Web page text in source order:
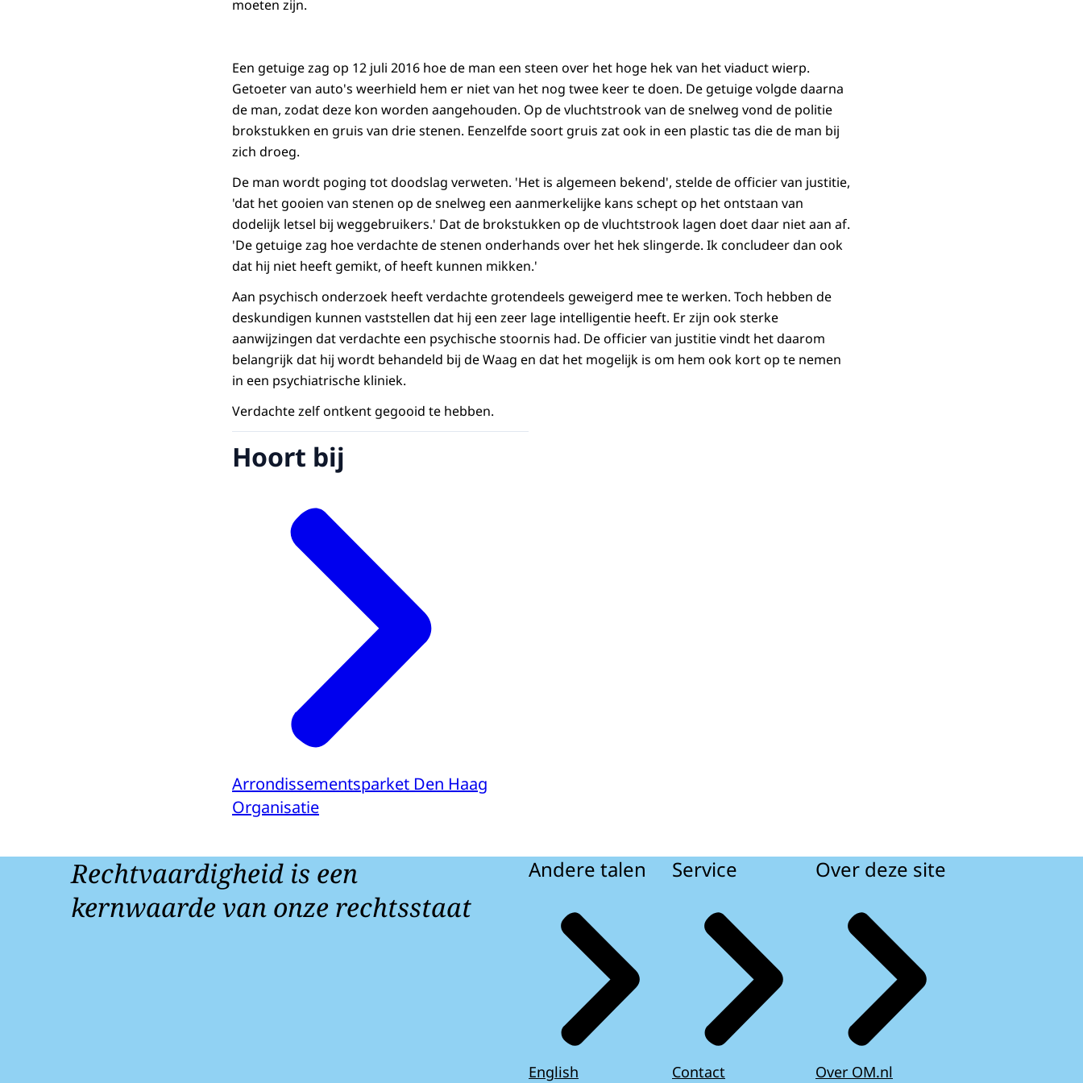
moeten zijn.
Een getuige zag op 12 juli 2016 hoe de man een steen over het hoge hek van het viaduct wierp.
Getoeter van auto's weerhield hem er niet van het nog twee keer te doen. De getuige volgde daarna
de man, zodat deze kon worden aangehouden. Op de vluchtstrook van de snelweg vond de politie
brokstukken en gruis van drie stenen. Eenzelfde soort gruis zat ook in een plastic tas die de man bij
zich droeg.
De man wordt poging tot doodslag verweten. 'Het is algemeen bekend', stelde de officier van justitie,
'dat het gooien van stenen op de snelweg een aanmerkelijke kans schept op het ontstaan van
dodelijk letsel bij weggebruikers.' Dat de brokstukken op de vluchtstrook lagen doet daar niet aan af.
'De getuige zag hoe verdachte de stenen onderhands over het hek slingerde. Ik concludeer dan ook
dat hij niet heeft gemikt, of heeft kunnen mikken.'
Aan psychisch onderzoek heeft verdachte grotendeels geweigerd mee te werken. Toch hebben de
deskundigen kunnen vaststellen dat hij een zeer lage intelligentie heeft. Er zijn ook sterke
aanwijzingen dat verdachte een psychische stoornis had. De officier van justitie vindt het daarom
belangrijk dat hij wordt behandeld bij de Waag en dat het mogelijk is om hem ook kort op te nemen
in een psychiatrische kliniek.
Verdachte zelf ontkent gegooid te hebben.
Hoort bij
Arrondissementsparket Den Haag
Organisatie
Rechtvaardigheid is een
kernwaarde van onze rechtsstaat
Andere talen
English
Service
Contact
Over deze site
Over OM.nl